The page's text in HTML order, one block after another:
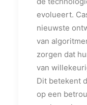
evolueert.
nieuwste
van
zorgen dat
van
Dit betekent
op een